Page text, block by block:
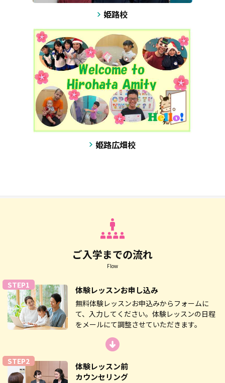
姫路校
姫路広畑校
ご入学までの流れ
Flow
STEP1 体験レッスンお申し込み
無料体験レッスンお申込みからフォームに
て、入力してください。体験レッスンの日程
をメールにて調整させていただきます。
STEP2
体験レッスン前
カウンセリング